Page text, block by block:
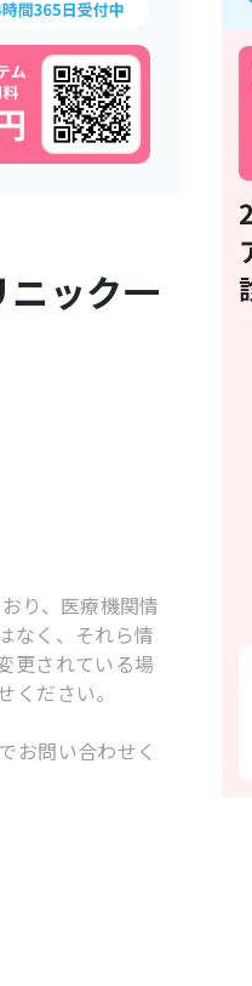
ック一
り、医療機関情
なく、それら情
更されている場
ださい。
お問い合わせく